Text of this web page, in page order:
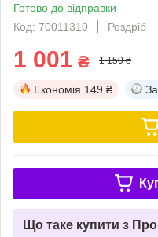
Готово до відправки
Код: 70011310
Роздріб
1 001 ₴ 1 150 ₴
Економія 149 ₴
Що таке купити з